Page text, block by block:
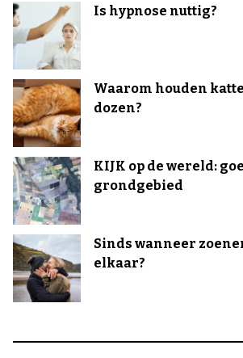
Is hypnose nuttig?
Waarom houden
dozen?
KIJK op de wereld:
grondgebied
Sinds wanneer
elkaar?